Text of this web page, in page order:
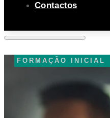
Contactos
FORMAÇÃO INICIAL